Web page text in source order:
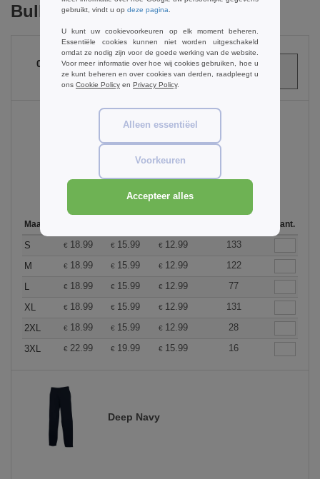
Bulk Orders
0
ARTIKELEN
0.00
Black
Maat Aant.
S € 18.99 € 15.99 € 12.99
133
M
€ 18.99 € 15.99 € 12.99
122
L
€ 18.99 € 15.99 € 12.99
77
XL
€ 18.99 € 15.99 € 12.99
131
2XL
€ 18.99 € 15.99 € 12.99
28
3XL
€ 22.99 € 19.99 € 15.99 16
Deep Navy
gebruikt, vindt u op deze pagina
U kunt uw cookievoorkeuren op elk moment beheren.
Essentiële cookies kunnen niet worden uitgeschakeld
omdat ze nodig zijn voor de goede werking van de website.
Voor meer informatie over hoe wij cookies gebruiken, hoe u
ze kunt beheren en over cookies van derden, raadpleegt u
ons Cookie Policy en Privacy Policy.
Alleen essentiëel
Voorkeuren
Accepteer alles